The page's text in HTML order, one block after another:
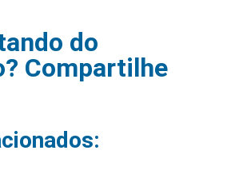
do
Compartilhe